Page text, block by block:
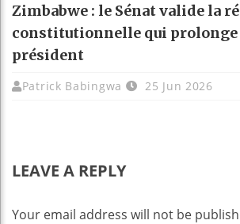
Zimbabwe : le Sénat valide la
constitutionnelle qui prolonge
président
Patrick Babingwa 25 Jun 2026
LEAVE A REPLY
Your email address will not be